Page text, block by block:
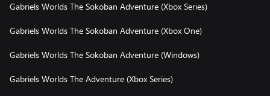
Gabriels Worlds The Sokoban Adventure (Xbox Series)
Gabriels Worlds The Sokoban Adventure (Xbox One)
Gabriels Worlds The Sokoban Adventure (Windows)
Gabriels Worlds The Adventure (Xbox Series)